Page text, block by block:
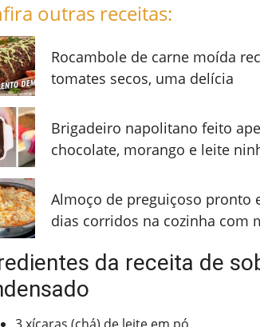
outras receitas:
Rocambole de carne moída
tomates secos, uma delícia
Brigadeiro napolitano feito
chocolate, morango e leite
Almoço de preguiçoso pronto
dias corridos na cozinha com
da receita de